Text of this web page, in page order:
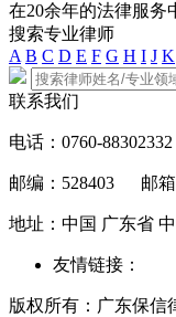
在20余年的法律服务
搜索专业律师
A B C D E F G H I J K
联系我们
电话：0760-88302332
邮编：528403 邮
地址：中国 广东省
友情链接：
版权所有：广东保信